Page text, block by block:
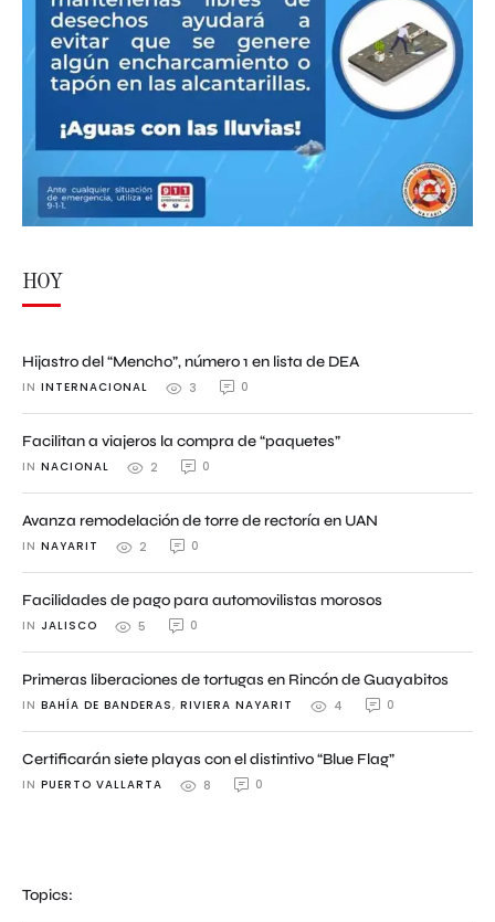
HOY
Hijastro del “Mencho”, número 1 en lista de DEA
IN INTERNACIONAL 3 0
Facilitan a viajeros la compra de “paquetes”
IN NACIONAL 2 0
Avanza remodelación de torre de rectoría en UAN
IN NAYARIT 2 0
Facilidades de pago para automovilistas morosos
IN JALISCO 5 0
Primeras liberaciones de tortugas en Rincón de Guayabitos
IN BAHÍA DE BANDERAS, RIVIERA NAYARIT 4 0
Certificarán siete playas con el distintivo “Blue Flag”
IN PUERTO VALLARTA 8 0
Topics: